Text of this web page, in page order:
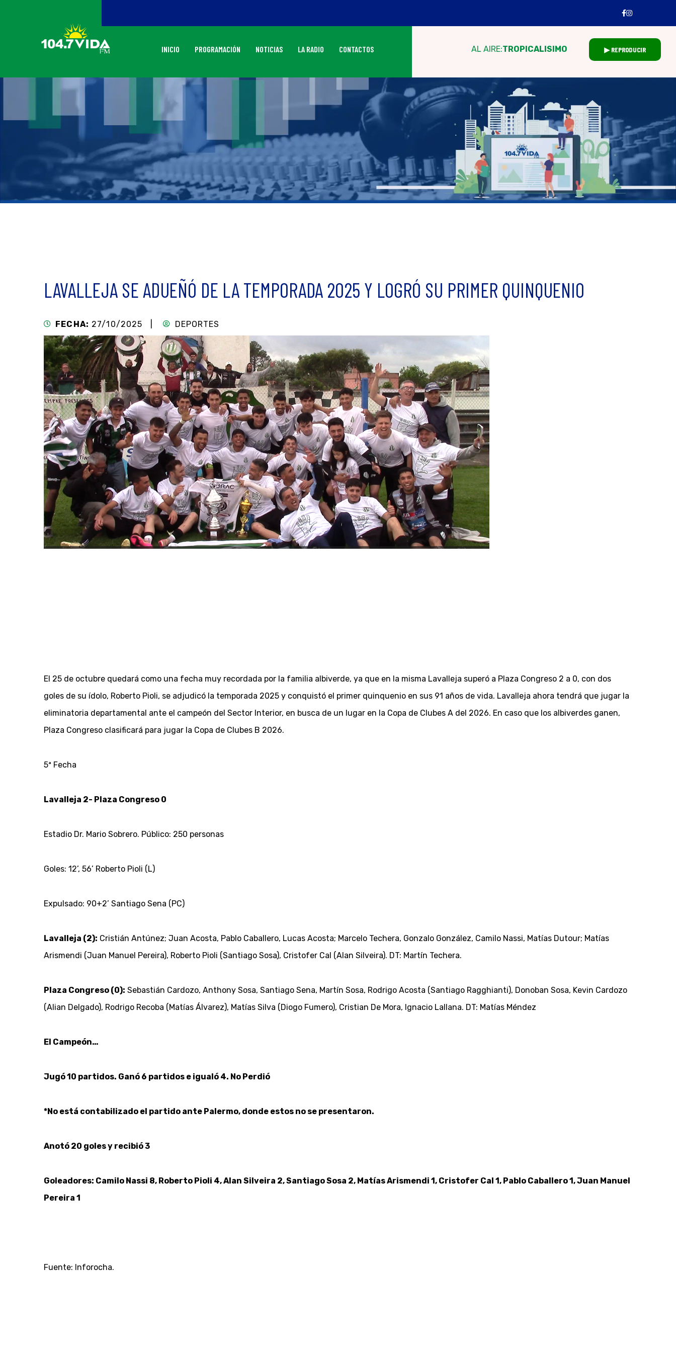
INICIO PROGRAMACIÓN NOTICIAS LA RADIO CONTACTOS AL AIRE:TROPICALISIMO ▶ REPRODUCIR
LAVALLEJA SE ADUEÑÓ DE LA TEMPORADA 2025 Y LOGRÓ SU PRIMER QUINQUENIO
FECHA: 27/10/2025 | DEPORTES
El 25 de octubre quedará como una fecha muy recordada por la familia albiverde, ya que en la misma Lavalleja superó a Plaza Congreso 2 a 0, con dos
goles de su ídolo, Roberto Pioli, se adjudicó la temporada 2025 y conquistó el primer quinquenio en sus 91 años de vida. Lavalleja ahora tendrá que jugar la
eliminatoria departamental ante el campeón del Sector Interior, en busca de un lugar en la Copa de Clubes A del 2026. En caso que los albiverdes ganen,
Plaza Congreso clasificará para jugar la Copa de Clubes B 2026.
5ª Fecha
Lavalleja 2- Plaza Congreso 0
Estadio Dr. Mario Sobrero. Público: 250 personas
Goles: 12’, 56’ Roberto Pioli (L)
Expulsado: 90+2’ Santiago Sena (PC)
Lavalleja (2): Cristián Antúnez; Juan Acosta, Pablo Caballero, Lucas Acosta; Marcelo Techera, Gonzalo González, Camilo Nassi, Matías Dutour; Matías
Arismendi (Juan Manuel Pereira), Roberto Pioli (Santiago Sosa), Cristofer Cal (Alan Silveira). DT: Martín Techera.
Plaza Congreso (0): Sebastián Cardozo, Anthony Sosa, Santiago Sena, Martín Sosa, Rodrigo Acosta (Santiago Ragghianti), Donoban Sosa, Kevin Cardozo
(Alian Delgado), Rodrigo Recoba (Matías Álvarez), Matías Silva (Diogo Fumero), Cristian De Mora, Ignacio Lallana. DT: Matías Méndez
El Campeón…
Jugó 10 partidos. Ganó 6 partidos e igualó 4. No Perdió
*No está contabilizado el partido ante Palermo, donde estos no se presentaron.
Anotó 20 goles y recibió 3
Goleadores: Camilo Nassi 8, Roberto Pioli 4, Alan Silveira 2, Santiago Sosa 2, Matías Arismendi 1, Cristofer Cal 1, Pablo Caballero 1, Juan Manuel
Pereira 1
Fuente: Inforocha.